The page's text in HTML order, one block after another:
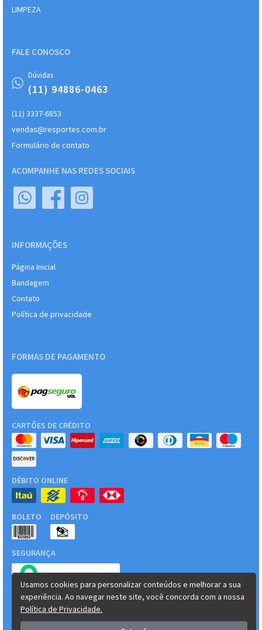
LIMPEZA
FALE CONOSCO
Dúvidas
(11) 94886-0463
(11) 3337-6853
vendas@resportes.com.br
Formulário de contato
ACOMPANHE NAS REDES SOCIAIS
INFORMAÇÕES
Página Inicial
Bandagem
Contato
Política de privacidade
FORMAS DE PAGAMENTO
CARTÕES DE CRÉDITO
DÉBITO ONLINE
BOLETO DEPÓSITO
SEGURANÇA
Usamos cookies para personalizar conteúdos e melhorar a sua
experiência. Ao navegar neste site, você concorda com a nossa
Política de Privacidade.